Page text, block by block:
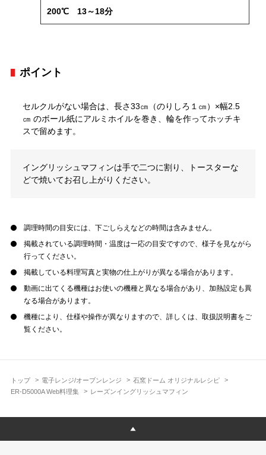
トップ 電子レンジ/オーブンレンジ
石窯ドーム オリジナルレシピ
ER-D5000A Web料理集
レーズンイングリッシュマフィン
200℃ 13～18分
ポイント
セルクルがない場合は、長さ33㎝（のりしろ１㎝）×幅2.5
㎝ のボール紙にアルミホイルを巻き、輪を作ってホッチキ
スで留めます。
イングリッシュマフィンは手で二つに割り、トースターな
どで焼いてお召し上がりください。
調理時間の目安には、下ごしらえなどの時間は含みません。
掲載されている調理時間・温度は一応の目安ですので、様子を見ながら
行ってください。
掲載している料理写真と実物の仕上がりが異なる場合があります。
動画に出てくる機種はお使いの機種と異なる場合があり、加熱設定も異
なる場合があります。
機種により、仕様や操作が異なりますので、詳しくは、取扱説明書をご
覧ください。